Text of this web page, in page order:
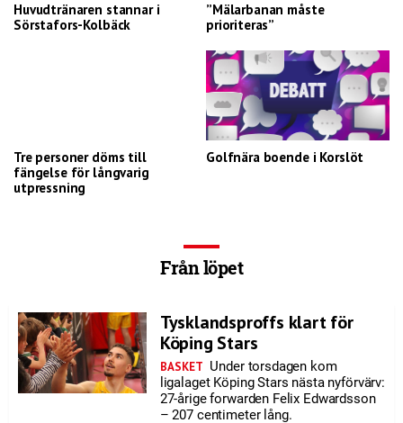
Huvudtränaren stannar i
Sörstafors-Kolbäck
”Mälarbanan måste
prioriteras”
Tre personer döms till
fängelse för långvarig
utpressning
Golfnära boende i Korslöt
Från löpet
Tysklandsproffs klart för
Köping Stars
BASKET Under torsdagen kom
ligalaget Köping Stars nästa nyförvärv:
27-årige forwarden Felix Edwardsson
– 207 centimeter lång.